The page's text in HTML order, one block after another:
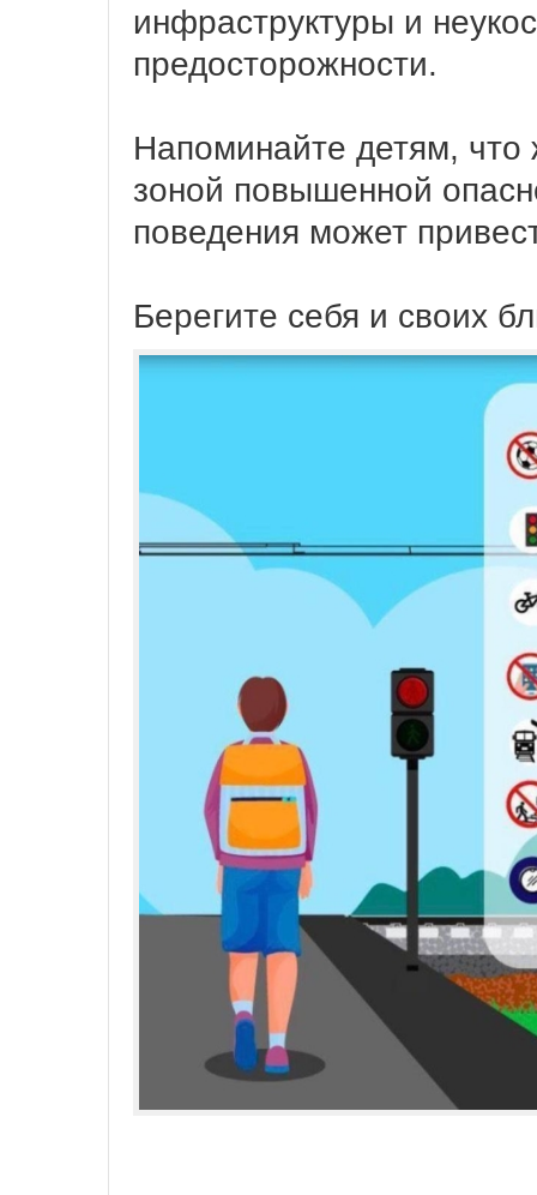
инфраструктуры и
предосторожности.
Напоминайте детям, что
зоной повышенной
поведения может
Берегите себя и своих